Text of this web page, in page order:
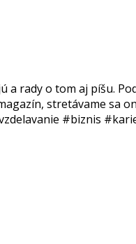
rady o tom aj píšu.
stretávame sa
#biznis